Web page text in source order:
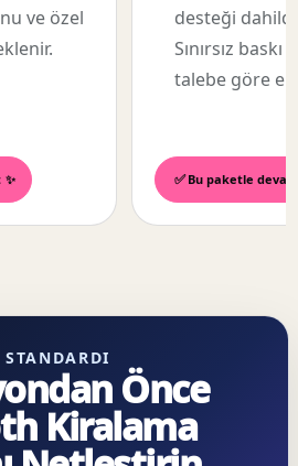
ve özel
desteği
Sınırsız
talebe göre
Bu paketle
Önce
Kiralama